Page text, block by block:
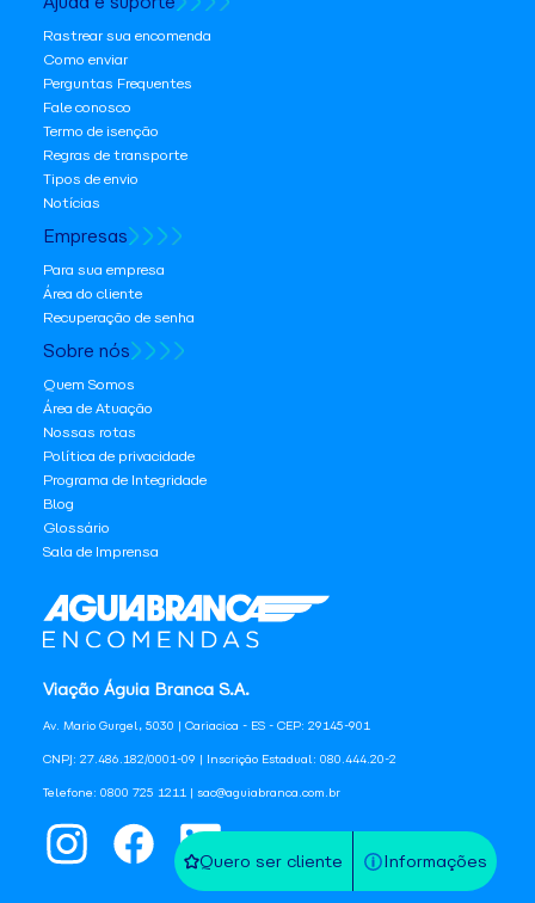
Quero ser cliente Informações
Viação Águia Branca S.A.
Av. Mario Gurgel, 5030 | Cariacica - ES - CEP: 29145-901
CNPJ: 27.486.182/0001-09 | Inscrição Estadual: 080.444.20-2
Telefone: 0800 725 1211 | sac@aguiabranca.com.br
Rastrear sua encomenda
Como enviar
Perguntas Frequentes
Fale conosco
Termo de isenção
Regras de transporte
Tipos de envio
Notícias
Empresas
Para sua empresa
Área do cliente
Recuperação de senha
Sobre nós
Quem Somos
Área de Atuação
Nossas rotas
Política de privacidade
Programa de Integridade
Blog
Glossário
Sala de Imprensa